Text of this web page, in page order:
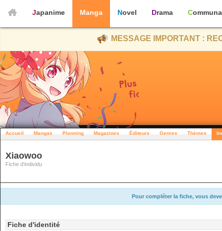
Japanime Manga Novel Drama
MESSAGE IMPORTANT :
Accueil Mangas Planning Magazines Éditeurs Genres Thèmes
Xiaowoo
Fiche d'individu
Pour compléter la fiche, vous
Fiche d'identité